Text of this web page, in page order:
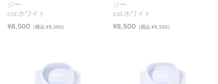
ジー
col.ホワイト
¥8,500 （税込 ¥9,350）
ジー
col.ホワイト
¥8,500（税込 ¥9,350）